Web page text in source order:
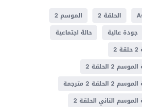
الحلقة 2
الموسم 2
جودة عالية
حالة اجتماعية
2 الحلقة 2
2 مترجمة
الموسم الثاني الحلقة 2